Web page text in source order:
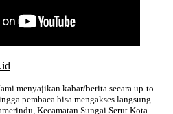
menyajikan kabar/berita secara up-to-
pembaca bisa mengakses langsung
Kecamatan Sungai Serut Kota